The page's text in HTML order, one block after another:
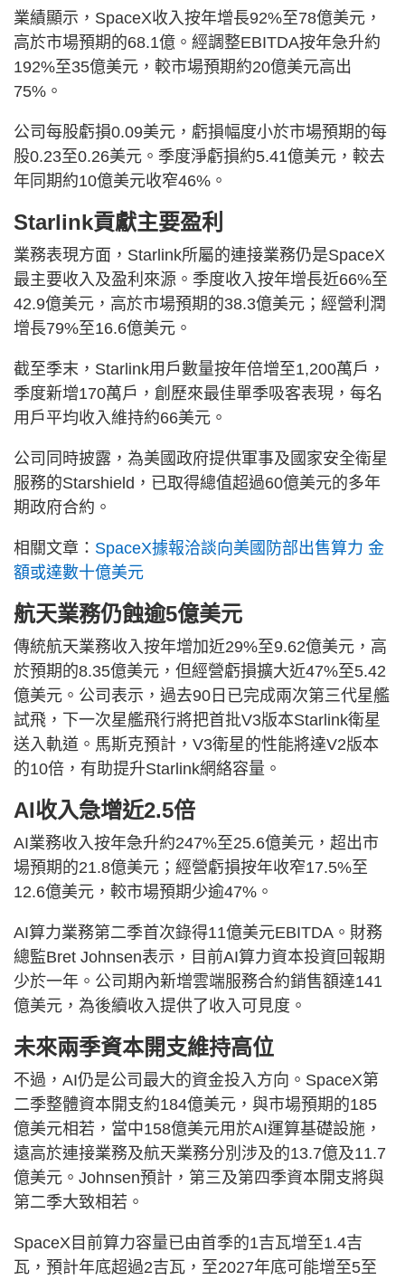
業績顯示，SpaceX收入按年增長92%至78億美元，
高於市場預期的68.1億。經調整EBITDA按年急升約
192%至35億美元，較市場預期約20億美元高出
75%。
公司每股虧損0.09美元，虧損幅度小於市場預期的每
股0.23至0.26美元。季度淨虧損約5.41億美元，較去
年同期約10億美元收窄46%。
Starlink貢獻主要盈利
業務表現方面，Starlink所屬的連接業務仍是SpaceX
最主要收入及盈利來源。季度收入按年增長近66%至
42.9億美元，高於市場預期的38.3億美元；經營利潤
增長79%至16.6億美元。
截至季末，Starlink用戶數量按年倍增至1,200萬戶，
季度新增170萬戶，創歷來最佳單季吸客表現，每名
用戶平均收入維持約66美元。
公司同時披露，為美國政府提供軍事及國家安全衛星
服務的Starshield，已取得總值超過60億美元的多年
期政府合約。
相關文章： SpaceX據報洽談向美國防部出售算力 金
額或達數十億美元
航天業務仍蝕逾5億美元
傳統航天業務收入按年增加近29%至9.62億美元，高
於預期的8.35億美元，但經營虧損擴大近47%至5.42
億美元。公司表示，過去90日已完成兩次第三代星艦
試飛，下一次星艦飛行將把首批V3版本Starlink衛星
送入軌道。馬斯克預計，V3衛星的性能將達V2版本
的10倍，有助提升Starlink網絡容量。
AI收入急增近2.5倍
AI業務收入按年急升約247%至25.6億美元，超出市
場預期的21.8億美元；經營虧損按年收窄17.5%至
12.6億美元，較市場預期少逾47%。
AI算力業務第二季首次錄得11億美元EBITDA。財務
總監Bret Johnsen表示，目前AI算力資本投資回報期
少於一年。公司期內新增雲端服務合約銷售額達141
億美元，為後續收入提供了收入可見度。
未來兩季資本開支維持高位
不過，AI仍是公司最大的資金投入方向。SpaceX第
二季整體資本開支約184億美元，與市場預期的185
億美元相若，當中158億美元用於AI運算基礎設施，
遠高於連接業務及航天業務分別涉及的13.7億及11.7
億美元。Johnsen預計，第三及第四季資本開支將與
第二季大致相若。
SpaceX目前算力容量已由首季的1吉瓦增至1.4吉
瓦，預計年底超過2吉瓦，至2027年底可能增至5至